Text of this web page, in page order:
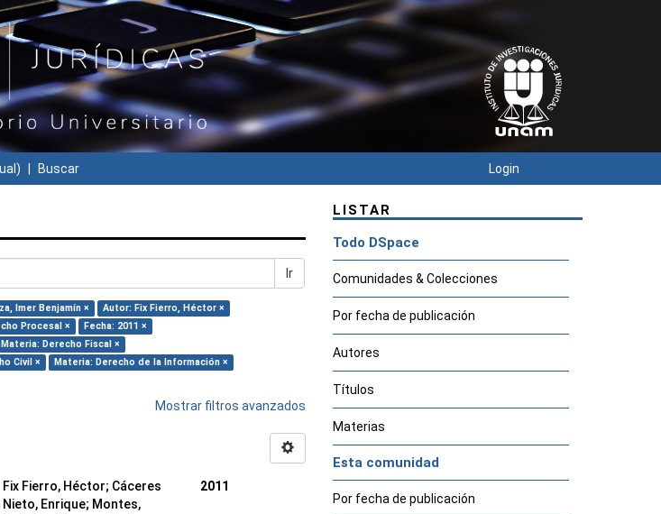
Buscar Login
Ir
Imer Benjamín ×
Autor: Fix Fierro, Héctor ×
Procesal ×
Fecha: 2011 ×
Materia: Derecho Fiscal ×
Civil ×
Materia: Derecho de la Información ×
Mostrar filtros avanzados
Fix Fierro, Héctor; Cáceres
Nieto, Enrique; Montes,
2011
LISTAR
Todo DSpace
Comunidades & Colecciones
Por fecha de publicación
Autores
Títulos
Materias
Esta comunidad
Por fecha de publicación